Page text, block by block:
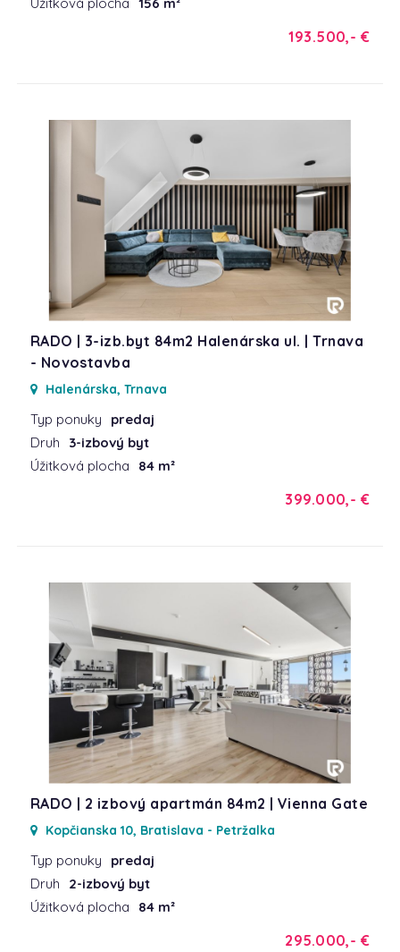
193.500,- €
RADO | 3-izb.byt 84m2 Halenárska ul. | Trnava
- Novostavba
Halenárska, Trnava
Typ ponuky
predaj
Druh
3-izbový byt
Úžitková plocha
84 m²
399.000,- €
RADO | 2 izbový apartmán 84m2 | Vienna Gate
Kopčianska 10, Bratislava - Petržalka
Typ ponuky
predaj
Druh
2-izbový byt
Úžitková plocha
84 m²
295.000,- €